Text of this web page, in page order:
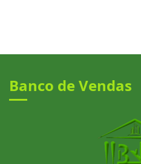
Banco de Vendas